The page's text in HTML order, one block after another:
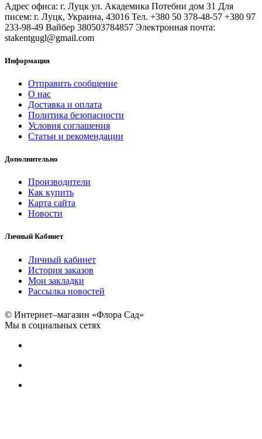
Адрес офиса: г. Луцк ул. Академика Потебни дом 31 Для
писем: г. Луцк, Украина, 43016 Тел. +380 50 378-48-57 +380 97
233-98-49 Вайбер 380503784857 Электронная почта:
stakentgugl@gmail.com
Информация
Отправить сообщение
О нас
Доставка и оплата
Политика безопасности
Условия соглашения
Статьи и рекомендации
Дополнительно
Производители
Как купить
Карта сайта
Новости
Личный Кабинет
Личный кабинет
История заказов
Мои закладки
Рассылка новостей
© Интернет–магазин «Флора Сад»
Мы в социальных сетях